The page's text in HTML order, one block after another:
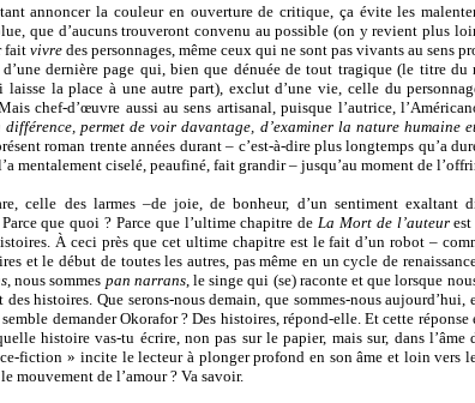
annoncer la couleur en ouverture de critique, ça évite les
que d’aucuns trouveront convenu au possible (on y revient plus
fait vivre des personnages, même ceux qui ne sont pas vivants au sens
dernière page qui, bien que dénuée de tout tragique (le titre du
la place à une autre part), exclut d’une vie, celle du
Mais chef-d’œuvre aussi au sens artisanal, puisque l’autrice,
permet de voir davantage, d’examiner la nature humaine
roman trente années durant – c’est-à-dire plus longtemps qu’a
mentalement ciselé, peaufiné, fait grandir – jusqu’au moment de
celle des larmes –de joie, de bonheur, d’un sentiment exaltant
que quoi ? Parce que l’ultime chapitre de La Mort de l’auteurest
À ceci près que cet ultime chapitre est le fait d’un robot –
et le début de toutes les autres, pas même en un cycle de
, nous sommes pan narrans, le singe qui (se) raconte et que lorsque
histoires. Que serons-nous demain, que sommes-nous aujourd’hui,
demander Okorafor ? Des histoires, répond-elle. Et cette réponse
histoire vas-tu écrire, non pas sur le papier, mais sur, dans l’âme
fiction » incite le lecteur à plonger profond en son âme et loin vers
mouvement de l’amour ? Va savoir.